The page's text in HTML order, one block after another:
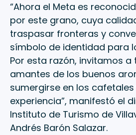
“Ahora el Meta es
por este grano, cuya
traspasar fronteras y
símbolo de identidad para
Por esta razón, invitamos a
amantes de los buenos
sumergirse en los
experiencia”, manifestó el
Instituto de Turismo de
Andrés Barón Salazar.